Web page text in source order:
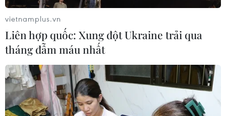
vietnamplus.vn
Liên hợp quốc: Xung đột Ukraine trải qua
tháng đẫm máu nhất